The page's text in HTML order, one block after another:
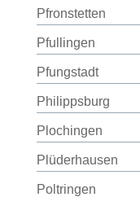
Pfronstetten
Pfullingen
Pfungstadt
Philippsburg
Plochingen
Plüderhausen
Poltringen